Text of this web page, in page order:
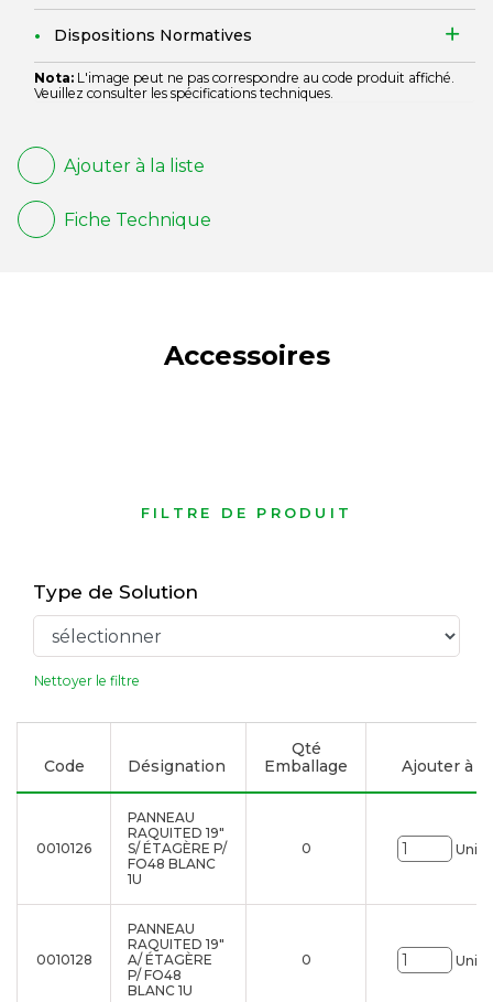
Dispositions Normatives
Nota: L'image peut ne pas correspondre au code produit affiché.
Veuillez consulter les spécifications techniques.
Ajouter à la liste
Fiche Technique
Accessoires
FILTRE DE PRODUIT
Type de Solution
Nettoyer le filtre
Code Désignation
Qté
Emballage
Ajouter à
0010126
PANNEAU
RAQUITED 19"
S/ ÉTAGÈRE P/
FO48 BLANC
1U
0 Uni.
0010128
PANNEAU
RAQUITED 19"
A/ ÉTAGÈRE
P/ FO48
BLANC 1U
0 Uni.